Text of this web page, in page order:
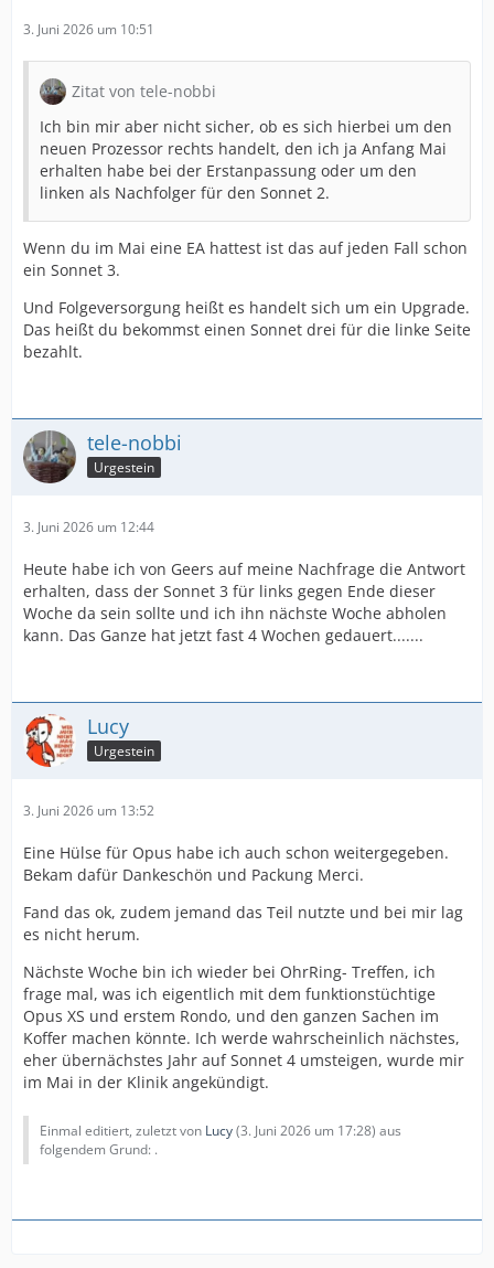
3. Juni 2026 um 10:51
Zitat von tele-nobbi
Ich bin mir aber nicht sicher, ob es sich hierbei um den
neuen Prozessor rechts handelt, den ich ja Anfang Mai
erhalten habe bei der Erstanpassung oder um den
linken als Nachfolger für den Sonnet 2.
Wenn du im Mai eine EA hattest ist das auf jeden Fall schon
ein Sonnet 3.
Und Folgeversorgung heißt es handelt sich um ein Upgrade.
Das heißt du bekommst einen Sonnet drei für die linke Seite
bezahlt.
tele-nobbi
Urgestein
3. Juni 2026 um 12:44
Heute habe ich von Geers auf meine Nachfrage die Antwort
erhalten, dass der Sonnet 3 für links gegen Ende dieser
Woche da sein sollte und ich ihn nächste Woche abholen
kann. Das Ganze hat jetzt fast 4 Wochen gedauert.......
Lucy
Urgestein
3. Juni 2026 um 13:52
Eine Hülse für Opus habe ich auch schon weitergegeben.
Bekam dafür Dankeschön und Packung Merci.
Fand das ok, zudem jemand das Teil nutzte und bei mir lag
es nicht herum.
Nächste Woche bin ich wieder bei OhrRing- Treffen, ich
frage mal, was ich eigentlich mit dem funktionstüchtige
Opus XS und erstem Rondo, und den ganzen Sachen im
Koffer machen könnte. Ich werde wahrscheinlich nächstes,
eher übernächstes Jahr auf Sonnet 4 umsteigen, wurde mir
im Mai in der Klinik angekündigt.
Einmal editiert, zuletzt von Lucy(3. Juni 2026 um 17:28) aus
folgendem Grund: .